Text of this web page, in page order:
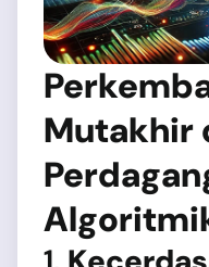
Mutakhir